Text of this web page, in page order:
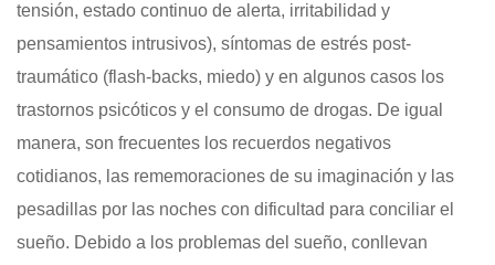
tensión, estado continuo de alerta, irritabilidad y
pensamientos intrusivos), síntomas de estrés post-
traumático (flash-backs, miedo) y en algunos casos los
trastornos psicóticos y el consumo de drogas. De igual
manera, son frecuentes los recuerdos negativos
cotidianos, las rememoraciones de su imaginación y las
pesadillas por las noches con dificultad para conciliar el
sueño. Debido a los problemas del sueño, conllevan